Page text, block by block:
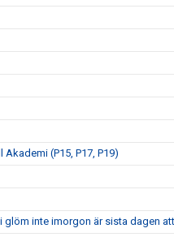
(P15, P17, P19)
inte imorgon är sista dagen